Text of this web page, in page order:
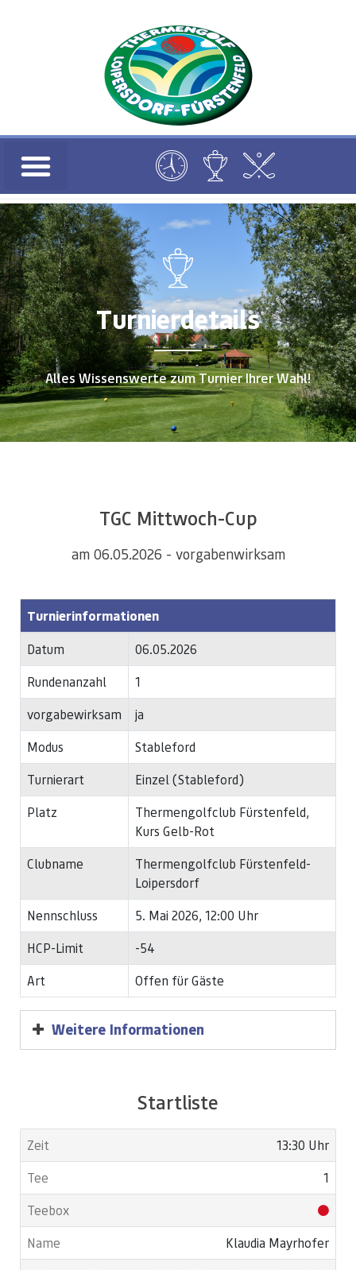
Turnierdetails
Alles Wissenswerte zum Turnier Ihrer Wahl!
TGC Mittwoch-Cup
am 06.05.2026 - vorgabenwirksam
Turnierinformationen
Datum
06.05.2026
Rundenanzahl
1
vorgabewirksam
ja
Modus
Stableford
Turnierart
Einzel (Stableford)
Platz
Thermengolfclub Fürstenfeld,
Kurs Gelb-Rot
Clubname
Thermengolfclub Fürstenfeld-
Loipersdorf
Nennschluss
5. Mai 2026, 12:00 Uhr
HCP-Limit
-54
Art
Offen für Gäste
Weitere Informationen
Startliste
13:30 Uhr
1
Klaudia Mayrhofer